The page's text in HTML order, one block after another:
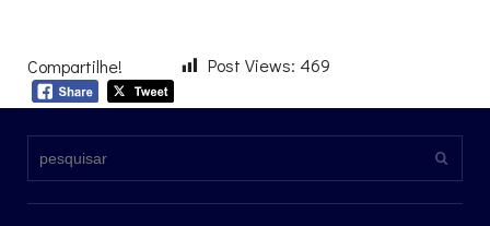
Compartilhe! Post Views: 469